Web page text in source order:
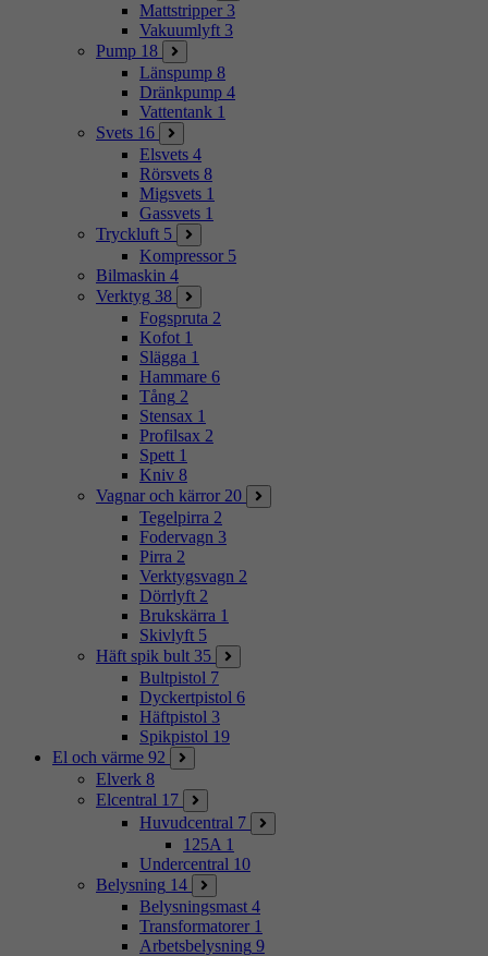
Mattstripper 3
Vakuumlyft 3
Pump 18
Länspump 8
Dränkpump 4
Vattentank 1
Svets 16
Elsvets 4
Rörsvets 8
Migsvets 1
Gassvets 1
Tryckluft 5
Kompressor 5
Bilmaskin 4
Verktyg 38
Fogspruta 2
Kofot 1
Slägga 1
Hammare 6
Tång 2
Stensax 1
Profilsax 2
Spett 1
Kniv 8
Vagnar och kärror 20
Tegelpirra 2
Fodervagn 3
Pirra 2
Verktygsvagn 2
Dörrlyft 2
Brukskärra 1
Skivlyft 5
Häft spik bult 35
Bultpistol 7
Dyckertpistol 6
Häftpistol 3
Spikpistol 19
El och värme 92
Elverk 8
Elcentral 17
Huvudcentral 7
125A 1
Undercentral 10
Belysning 14
Belysningsmast 4
Transformatorer 1
Arbetsbelysning 9